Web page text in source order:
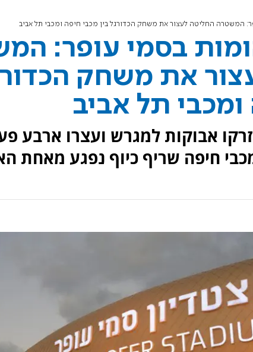
המשטרה החליטה לעצור את משחק הכדורגל בין מכבי חיפה ומכבי תל אביב
בסמי עופר:
את משחק
תל אביב
זרקו אבוקות למגרש ועצרו ארבע
חיפה שריף כיוף נפגע מאחת